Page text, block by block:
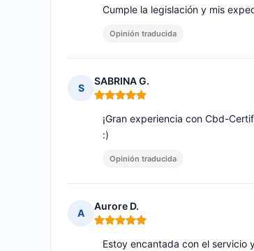
Cumple la legislación y mis
Opinión traducida
S
SABRINA G.
Nota: 5 de 5
¡Gran experiencia con Cbd-
:)
Opinión traducida
A
Aurore D.
Nota: 5 de 5
Estoy encantada con el servicio